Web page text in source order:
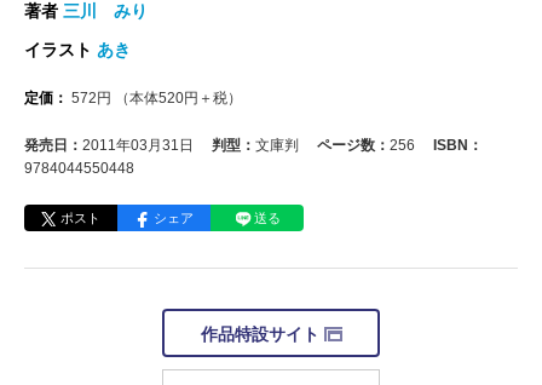
著者 三川 みり
イラスト あき
定価： 572 円 （本体520円＋税）
発売日： 2011年03月31日 判型： 文庫判 ページ数： 256
ISBN：
9784044550448
ポスト シェア 送る
作品特設サイト